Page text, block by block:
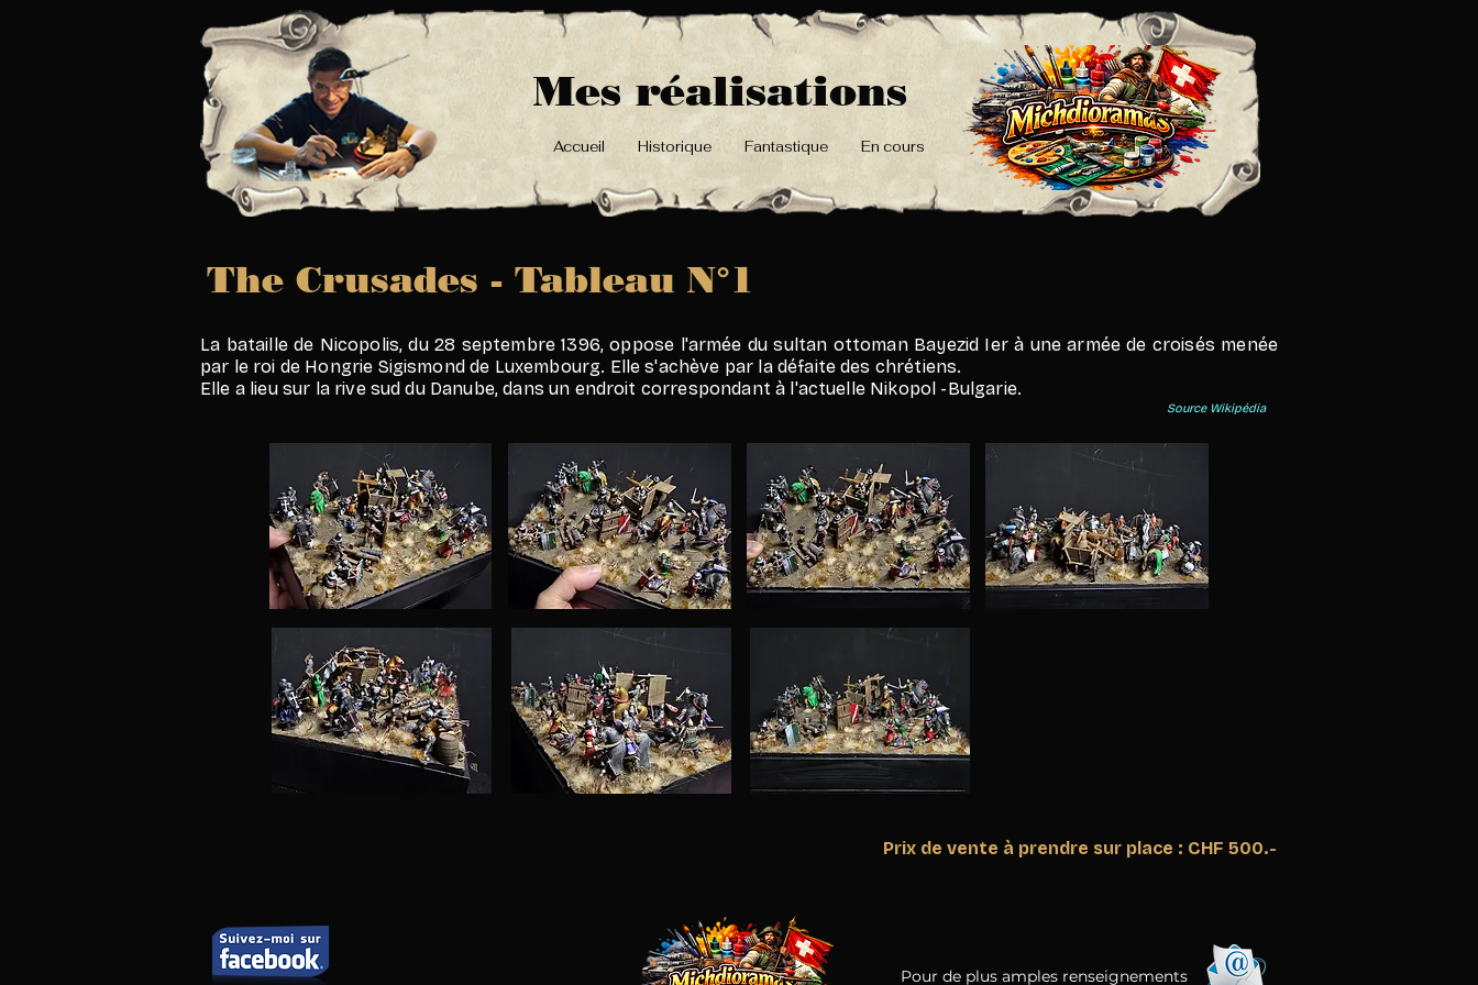
Mes réalisations
Accueil Historique Fantastique En cours
The Crusades - Tableau N°1
La bataille de Nicopolis, du 28 septembre 1396, oppose l'armée du sultan ottoman Bayezid Ier à une armée de croisés menée
par le roi de Hongrie Sigismond de Luxembourg. Elle s'achève par la défaite des chrétiens.
Elle a lieu sur la rive sud du Danube, dans un endroit correspondant à l'actuelle Nikopol -Bulgarie.
Source Wikipédia
Prix de vente à prendre sur place : CHF 500.-
Pour de plus amples renseignements